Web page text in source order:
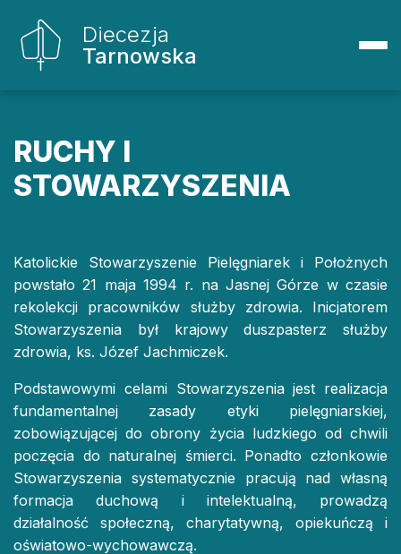
Diecezja
Tarnowska
RUCHY I
STOWARZYSZENIA
Katolickie Stowarzyszenie Pielęgniarek i Położnych
powstało 21 maja 1994 r. na Jasnej Górze w czasie
rekolekcji pracowników służby zdrowia. Inicjatorem
Stowarzyszenia był krajowy duszpasterz służby
zdrowia, ks. Józef Jachmiczek.
Podstawowymi celami Stowarzyszenia jest realizacja
fundamentalnej zasady etyki pielęgniarskiej,
zobowiązującej do obrony życia ludzkiego od chwili
poczęcia do naturalnej śmierci. Ponadto członkowie
Stowarzyszenia systematycznie pracują nad własną
formacja duchową i intelektualną, prowadzą
działalność społeczną, charytatywną, opiekuńczą i
oświatowo-wychowawczą.